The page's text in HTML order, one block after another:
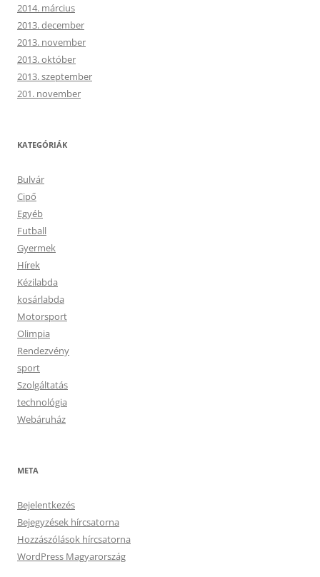
2014. március
2013. december
2013. november
2013. október
2013. szeptember
201. november
KATEGÓRIÁK
Bulvár
Cipő
Egyéb
Futball
Gyermek
Hírek
Kézilabda
kosárlabda
Motorsport
Olimpia
Rendezvény
sport
Szolgáltatás
technológia
Webáruház
META
Bejelentkezés
Bejegyzések hírcsatorna
Hozzászólások hírcsatorna
WordPress Magyarország